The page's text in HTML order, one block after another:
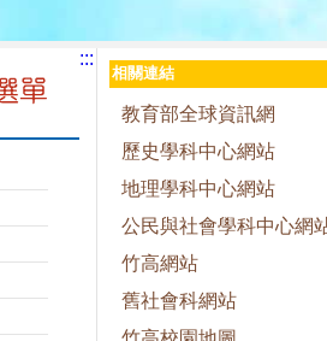
:::
相關連結
教育部全球資訊網
歷史學科中心網站
地理學科中心網站
公民與社會學科中心網
竹高網站
舊社會科網站